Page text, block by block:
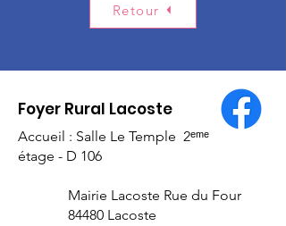
Retour
Foyer Rural Lacoste
Accueil : Salle Le Temple 2ᵉᵐᵉ
étage - D 106
Mairie Lacoste Rue du Four
84480 Lacoste